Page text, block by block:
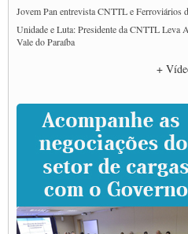
Jovem Pan entrevista CNTTL e Ferroviários
Unidade e Luta: Presidente da CNTTL Leva
Vale do Paraíba
CNTTL e entidades dos caminhoneiros
Caminhoneiros prometem paralisação e
CNTTL e lideranças de caminhoneiros
rodovias
Paulinho e Litti debatem política global para
SUTCRA no Uruguai
Grande Conquista da Categoria transporte
ENCONTRO INTERNACIONAL EM
DO BRASIL E A ELEIÇÃO 2022
+